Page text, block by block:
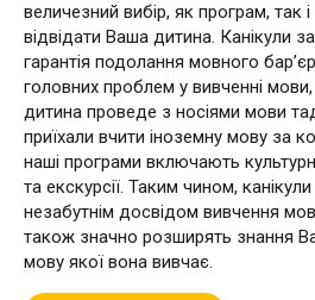
величезний вибір, як програм, так
відвідати Ваша дитина. Канікули
гарантія подолання мовного
головних проблем у вивченні
дитина проведе з носіями мови
приїхали вчити іноземну мову за
наші програми включають
та екскурсії. Таким чином,
незабутнім досвідом вивчення
також значно розширять знання
мову якої вона вивчає.